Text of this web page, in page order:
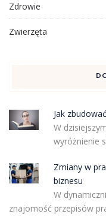
Zdrowie
Zwierzęta
Jak
W
wyróżnienie
Zmiany w
biznesu
W
znajomość przepisów